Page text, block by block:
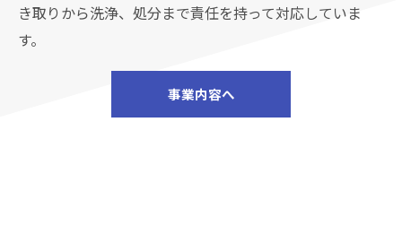
き取りから洗浄、処分まで責任を持って対応していま
す。
事業内容へ